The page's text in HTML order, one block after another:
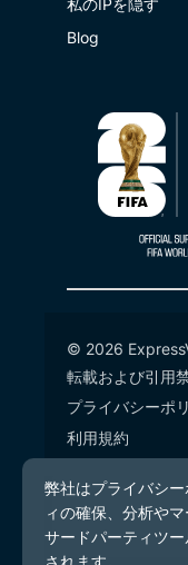
私のIPを隠す
Blog
© 2026
転載および引用禁
プライバシーポ
利用規約